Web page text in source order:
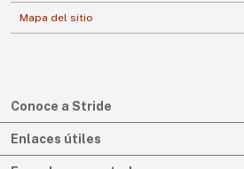
Mapa del sitio
Conoce a Stride
Enlaces útiles